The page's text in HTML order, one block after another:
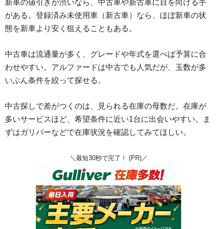
新車の値引きが渋いなら、中古車や新古車に目を向ける手
がある。登録済み未使用車（新古車）なら、ほぼ新車の状
態を新車より安く狙えることもある。
中古車は流通量が多く、グレードや年式を選べば予算に合
わせやすい。アルファードは中古でも人気だが、玉数が多
いぶん条件を絞って探せる。
中古探しで差がつくのは、見られる在庫の母数だ。在庫が
多いサービスほど、希望条件に近い1台に出会いやすい。ま
ずはガリバーなどで在庫状況を確認してみてほしい。
＼最短30秒で完了！ (PR)／